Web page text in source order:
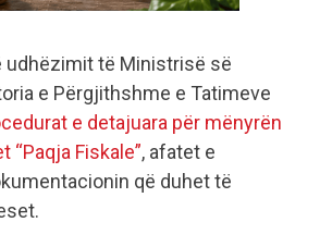
udhëzimit të Ministrisë së
e Përgjithshme e Tatimeve
e detajuara për mënyrën
“Paqja Fiskale”, afatet e
që duhet të